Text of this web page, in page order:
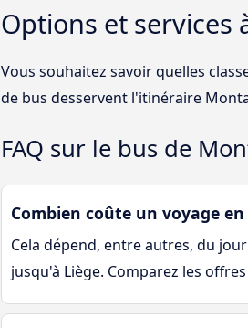
Options et services
Vous souhaitez savoir quelles
de bus desservent l'itinéraire
FAQ sur le bus de
Combien coûte un voyage
Cela dépend, entre autres, du
jusqu'à Liège. Comparez les